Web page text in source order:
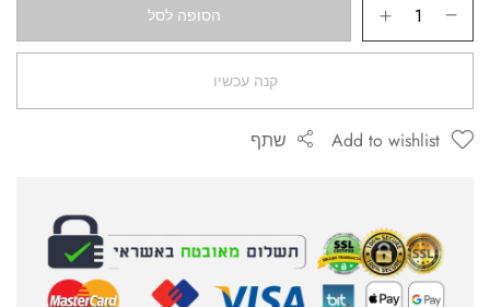
הסופה לסל
קנה עכשיו
Add to wishlist שתף